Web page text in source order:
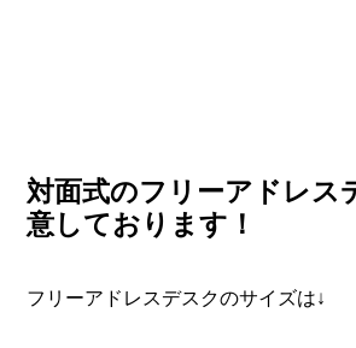
対面式のフリーアドレス
意しております！
フリーアドレスデスクのサイズは↓